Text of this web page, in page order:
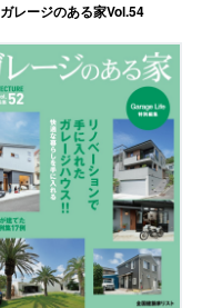
ガレージのある家Vol.54